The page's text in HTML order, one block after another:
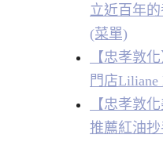
立近百年
(菜單)
【忠孝敦
門店Liliane
【忠孝敦
推薦紅油